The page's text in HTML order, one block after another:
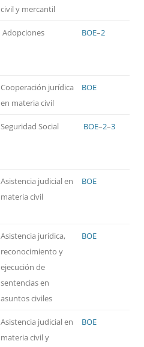
civil y mercantil
Adopciones BOE–2
Cooperación jurídica
en materia civil
BOE
Seguridad Social BOE–2–3
Asistencia judicial en
materia civil
BOE
Asistencia jurídica,
reconocimiento y
ejecución de
sentencias en
asuntos civiles
BOE
Asistencia judicial en
materia civil y
BOE